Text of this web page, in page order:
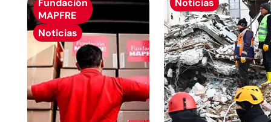
Fundación
MAPFRE
Noticias
Noticias